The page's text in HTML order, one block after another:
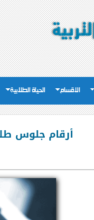
الاقسام الحياة الطلابية
أرقام جلوس طلاب